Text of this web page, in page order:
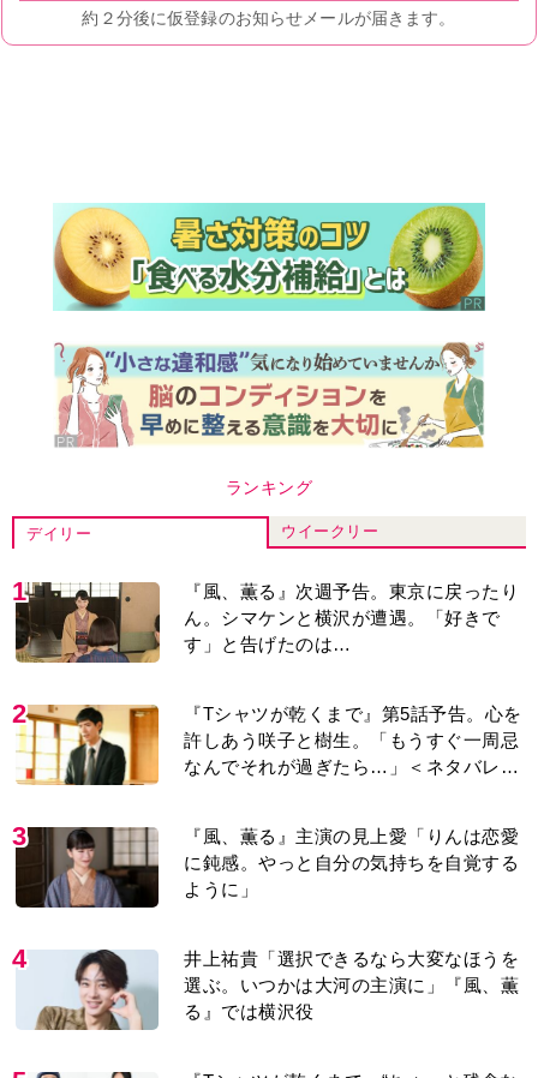
ランキング
デイリー ウイークリー
1
『風、薫る』次週予告。東京に戻ったり
ん。シマケンと横沢が遭遇。「好きで
す」と告げたのは…
2
『Tシャツが乾くまで』第5話予告。心を
許しあう咲子と樹生。「もうすぐ一周忌
なんでそれが過ぎたら…」＜ネタバレあ
3
『風、薫る』主演の見上愛「りんは恋愛
に鈍感。やっと自分の気持ちを自覚する
ように」
4
井上祐貴「選択できるなら大変なほうを
選ぶ。いつかは大河の主演に」『風、薫
る』では横沢役